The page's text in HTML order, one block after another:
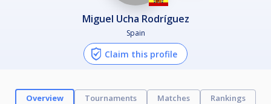
Miguel Ucha Rodríguez
Spain
Claim this profile
Overview Tournaments Matches
Rankings